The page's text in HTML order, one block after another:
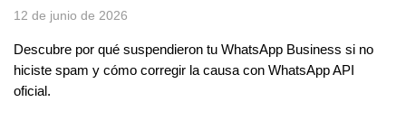
12 de junio de 2026
Descubre por qué suspendieron tu WhatsApp Business si no
hiciste spam y cómo corregir la causa con WhatsApp API
oficial.